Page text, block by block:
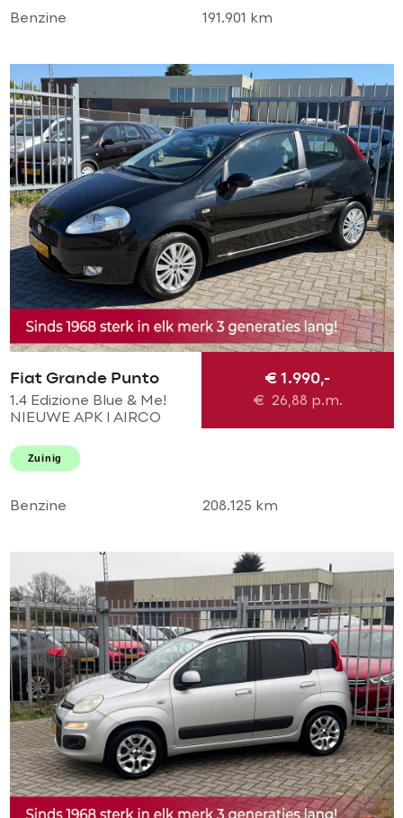
Benzine 191.901 km
Fiat Grande Punto
1.4 Edizione Blue & Me!
NIEUWE APK l AIRCO
GOED ONDERHOUDEN!
€ 1.990,-
€ 26,88 p.m.
Zuinig
Benzine 208.125 km